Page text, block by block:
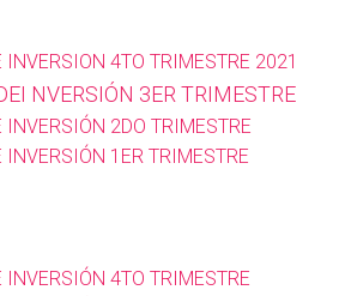
INVERSION 4TO TRIMESTRE 2021
NVERSIÓN 3ER TRIMESTRE
INVERSIÓN 2DO TRIMESTRE
INVERSIÓN 1ER TRIMESTRE
INVERSIÓN 4TO TRIMESTRE